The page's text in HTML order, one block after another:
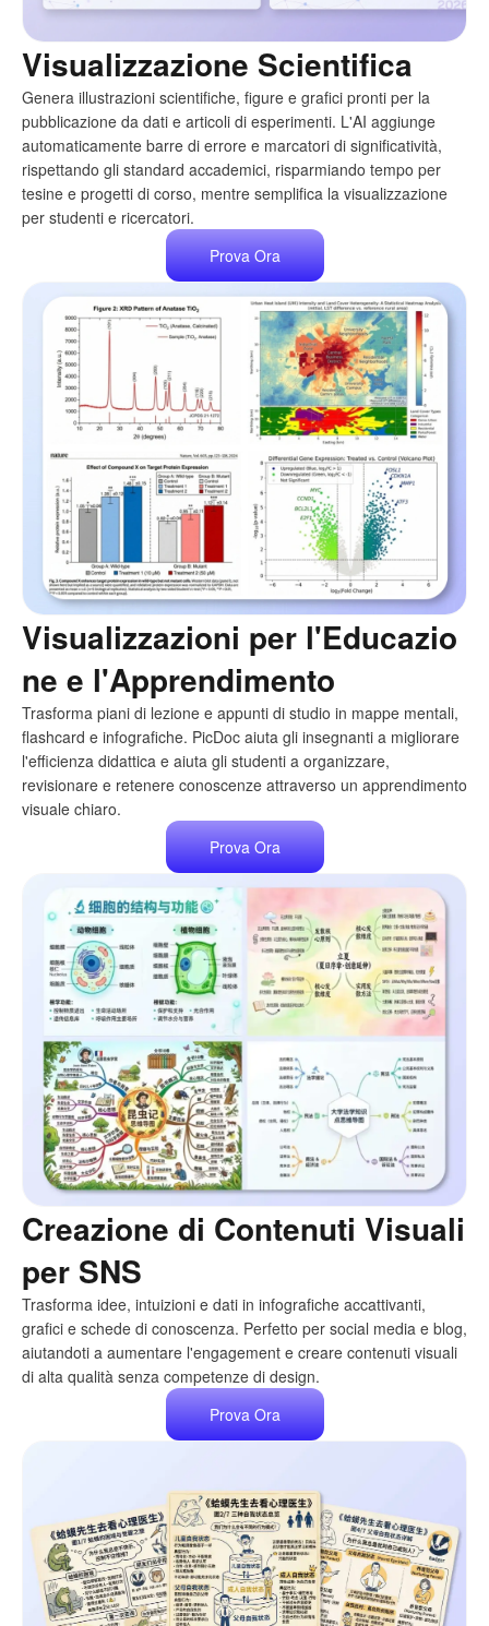
Visualizzazione Scientifica
Genera illustrazioni scientifiche, figure e grafici pronti per la
pubblicazione da dati e articoli di esperimenti. L'AI aggiunge
automaticamente barre di errore e marcatori di significatività,
rispettando gli standard accademici, risparmiando tempo per
tesine e progetti di corso, mentre semplifica la visualizzazione
per studenti e ricercatori.
Prova Ora
Visualizzazioni per l'Educazio
ne e l'Apprendimento
Trasforma piani di lezione e appunti di studio in mappe mentali,
flashcard e infografiche. PicDoc aiuta gli insegnanti a migliorare
l'efficienza didattica e aiuta gli studenti a organizzare,
revisionare e retenere conoscenze attraverso un apprendimento
visuale chiaro.
Prova Ora
Creazione di Contenuti Visuali
per SNS
Trasforma idee, intuizioni e dati in infografiche accattivanti,
grafici e schede di conoscenza. Perfetto per social media e blog,
aiutandoti a aumentare l'engagement e creare contenuti visuali
di alta qualità senza competenze di design.
Prova Ora